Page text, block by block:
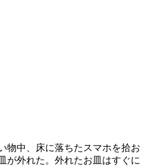
物中、床に落ちたスマホを拾お
が外れた。外れたお皿はすぐに